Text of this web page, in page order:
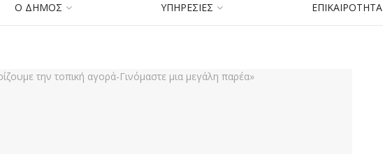
Ο ΔΗΜΟΣ ΥΠΗΡΕΣΙΕΣ ΕΠΙΚΑΙΡΟΤΗΤΑ